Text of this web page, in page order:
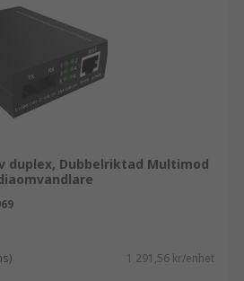
duplex, Dubbelriktad Multimod
1 291,56 kr/enhet